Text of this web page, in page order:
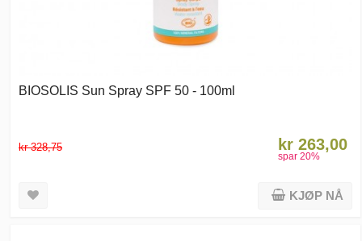
BIOSOLIS Sun Spray SPF 50 - 100ml
kr 328,75 kr 263,00
spar 20%
KJØP NÅ